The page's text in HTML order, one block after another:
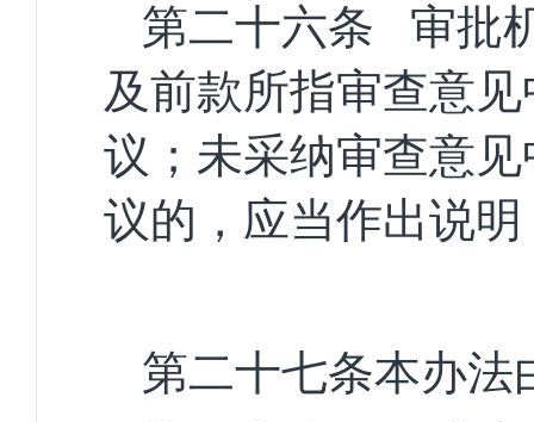
第二十六条
审批
及前款所指审查意
议；未采纳审查意
议的，应当作出说
第二十七条本办法